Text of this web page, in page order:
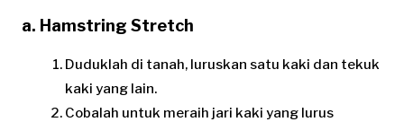
a. Hamstring Stretch
Duduklah di tanah, luruskan satu kaki dan tekuk
kaki yang lain.
Cobalah untuk meraih jari kaki yang lurus